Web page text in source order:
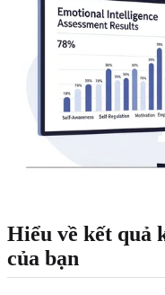
Hiểu về kết quả
của bạn